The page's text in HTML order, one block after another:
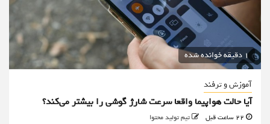
1 دقیقه خوانده شده
آموزش و ترفند
آیا حالت هواپیما واقعا سرعت شارژ گوشی را بیشتر می‌کند؟
تیم تولید محتوا